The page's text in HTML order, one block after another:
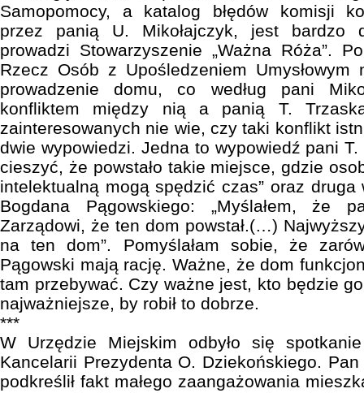
Samopomocy, a katalog błędów komisji
przez panią U. Mikołajczyk, jest bardzo
prowadzi Stowarzyszenie „Ważna Róża”.
Rzecz Osób z Upośledzeniem Umysłowym
prowadzenie domu, co według pani
konfliktem między nią a panią T.
zainteresowanych nie wie, czy taki konflikt
dwie wypowiedzi. Jedna to wypowiedź pani
cieszyć, że powstało takie miejsce, gdzie
intelektualną mogą spędzić czas” oraz
Bogdana Pągowskiego: „Myślałem, że
Zarządowi, że ten dom powstał.(…)
na ten dom”. Pomyślałam sobie, że
Pągowski mają rację. Ważne, że dom
tam przebywać. Czy ważne jest, kto będzie go
najważniejsze, by robił to dobrze.
***
W Urzędzie Miejskim odbyło się
Kancelarii Prezydenta O. Dziekońskiego.
podkreślił fakt małego zaangażowania